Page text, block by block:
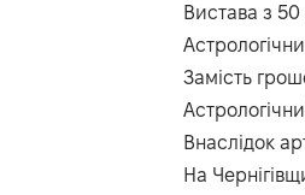
Вистава з 50
Замість
Внаслідок
На